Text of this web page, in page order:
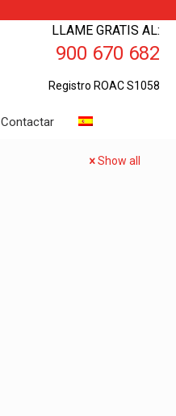
Contactar
LLAME GRATIS AL:
900 670 682
Registro ROAC S1058
Show all